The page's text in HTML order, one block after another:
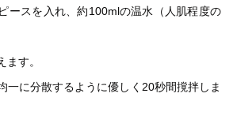
ースを入れ、約100mlの温水（人肌程度の
す。
一に分散するように優しく20秒間撹拌しま